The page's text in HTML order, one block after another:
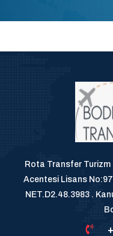
Rota Transfer
Acentesi Lisans
NET.D2.48.3983 .